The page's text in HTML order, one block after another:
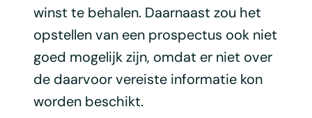
winst te behalen. Daarnaast zou het
opstellen van een prospectus ook niet
goed mogelijk zijn, omdat er niet over
de daarvoor vereiste informatie kon
worden beschikt.